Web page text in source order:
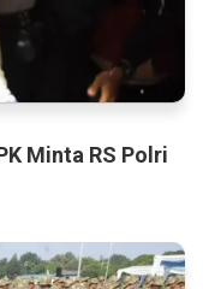
Minta RS Polri